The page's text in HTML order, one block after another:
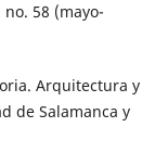
58 (mayo-
Arquitectura y
de Salamanca y